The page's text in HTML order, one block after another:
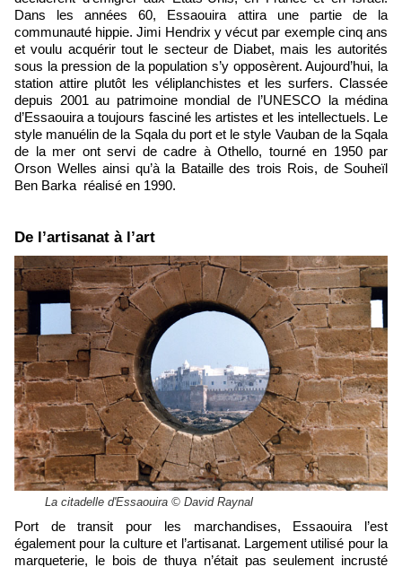
Dans les années 60, Essaouira attira une partie de la
communauté hippie. Jimi Hendrix y vécut par exemple cinq ans
et voulu acquérir tout le secteur de Diabet, mais les autorités
sous la pression de la population s’y opposèrent. Aujourd’hui, la
station attire plutôt les véliplanchistes et les surfers. Classée
depuis 2001 au patrimoine mondial de l’UNESCO la médina
d’Essaouira a toujours fasciné les artistes et les intellectuels. Le
style manuélin de la Sqala du port et le style Vauban de la Sqala
de la mer ont servi de cadre à Othello, tourné en 1950 par
Orson Welles ainsi qu’à la Bataille des trois Rois, de Souheïl
Ben Barka réalisé en 1990.
De l’artisanat à l’art
La citadelle d'Essaouira © David Raynal
Port de transit pour les marchandises, Essaouira l’est
également pour la culture et l’artisanat. Largement utilisé pour la
marqueterie, le bois de thuya n’était pas seulement incrusté